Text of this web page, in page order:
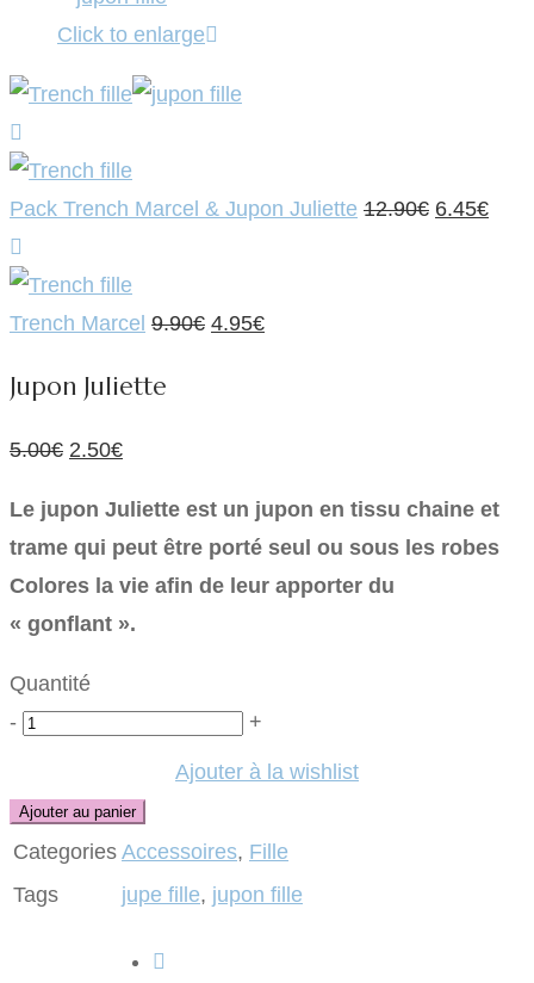
Click to enlarge
Pack Trench Marcel & Jupon Juliette 12.90€ Le
6.45€Le
Trench Marcel 9.90€ Le
4.95€Le
Jupon Juliette
5.00€ Le
initial
était :
5.00€.
2.50€Le
actuel
est :
2.50€.
Le jupon Juliette est un jupon en tissu chaine et
trame qui peut être porté seul ou sous les robes
Colores la vie afin de leur apporter du
« gonflant ».
Quantité
- Quantité +
Ajouter à la wishlist
Ajouter au panier
Categories Accessoires, Fille
Tags
jupe fille, jupon fille